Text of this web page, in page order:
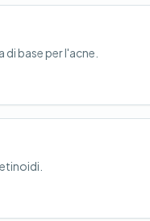
base per l'acne.